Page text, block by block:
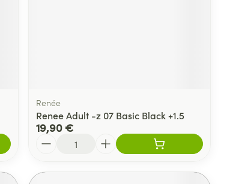
Renée
Renee Adult -z 07 Basic Black +1.5
19,90 €